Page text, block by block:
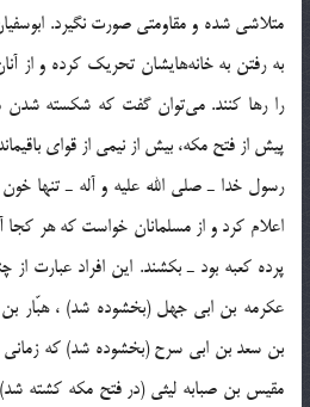
متلاشی شده و مقاومتی صورت نگیرد.
به رفتن به خانه‌هایشان تحریك كرده و از
را رها كنند. می‌توان گفت كه شكسته
پیش از فتح مكه، بیش از نیمی از قوای
رسول خدا ـ صلی الله علیه و آله ـ تنها
اعلام كرد و از مسلمانان خواست كه هر كجا
پرده كعبه بود ـ بكشند. این افراد عبارت از
عكرمه بن ابی جهل (بخشوده شد) ، هبّار بن
بن سعد بن ابی سرح (بخشوده شد) كه زمانی